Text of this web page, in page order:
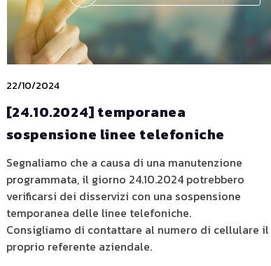
22/10/2024
[24.10.2024] temporanea
sospensione linee telefoniche
Segnaliamo che a causa di una manutenzione
programmata, il giorno 24.10.2024 potrebbero
verificarsi dei disservizi con una sospensione
temporanea delle linee telefoniche.
Consigliamo di contattare al numero di cellulare il
proprio referente aziendale.